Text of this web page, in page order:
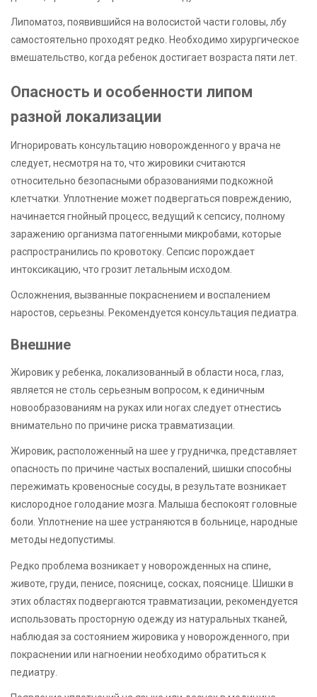
Липоматоз, появившийся на волосистой части головы, лбу
самостоятельно проходят редко. Необходимо хирургическое
вмешательство, когда ребенок достигает возраста пяти лет.
Опасность и особенности липом
разной локализации
Игнорировать консультацию новорожденного у врача не
следует, несмотря на то, что жировики считаются
относительно безопасными образованиями подкожной
клетчатки. Уплотнение может подвергаться повреждению,
начинается гнойный процесс, ведущий к сепсису, полному
заражению организма патогенными микробами, которые
распространились по кровотоку. Сепсис порождает
интоксикацию, что грозит летальным исходом.
Осложнения, вызванные покраснением и воспалением
наростов, серьезны. Рекомендуется консультация педиатра.
Внешние
Жировик у ребенка, локализованный в области носа, глаз,
является не столь серьезным вопросом, к единичным
новообразованиям на руках или ногах следует отнестись
внимательно по причине риска травматизации.
Жировик, расположенный на шее у грудничка, представляет
опасность по причине частых воспалений, шишки способны
пережимать кровеносные сосуды, в результате возникает
кислородное голодание мозга. Малыша беспокоят головные
боли. Уплотнение на шее устраняются в больнице, народные
методы недопустимы.
Редко проблема возникает у новорожденных на спине,
животе, груди, пенисе, пояснице, сосках, пояснице. Шишки в
этих областях подвергаются травматизации, рекомендуется
использовать просторную одежду из натуральных тканей,
наблюдая за состоянием жировика у новорожденного, при
покраснении или нагноении необходимо обратиться к
педиатру.